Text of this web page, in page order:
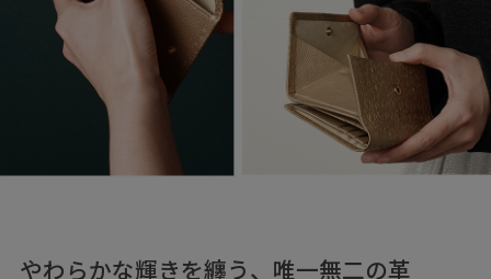
やわらかな輝きを纏う、唯一無二の革